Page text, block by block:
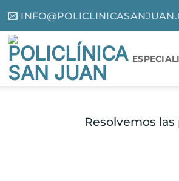
Resolvemos